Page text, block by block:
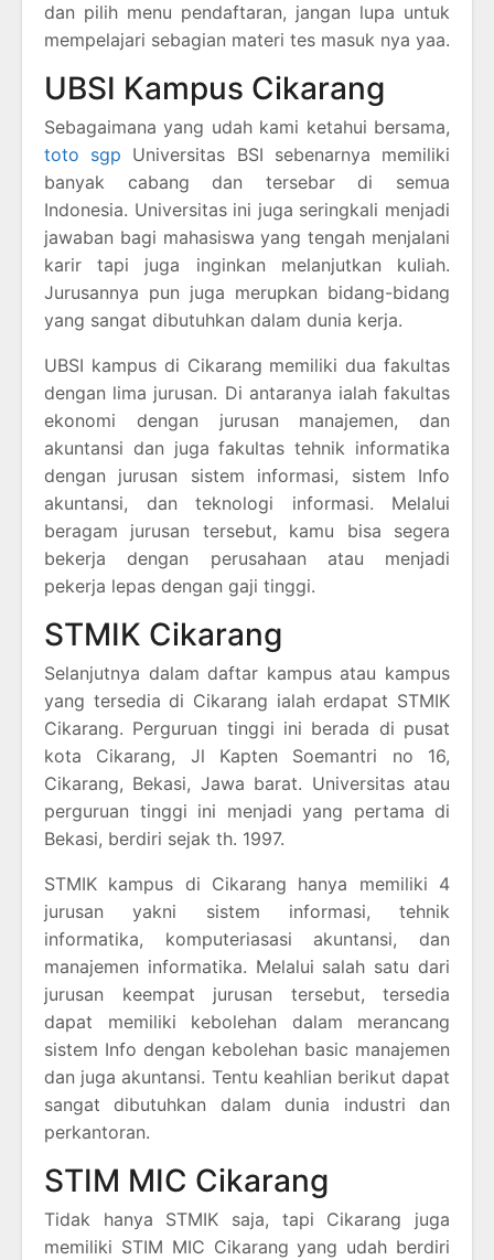
dan pilih menu pendaftaran, jangan lupa untuk
mempelajari sebagian materi tes masuk nya yaa.
UBSI Kampus Cikarang
Sebagaimana yang udah kami ketahui bersama,
toto sgp Universitas BSI sebenarnya memiliki
banyak cabang dan tersebar di semua
Indonesia. Universitas ini juga seringkali menjadi
jawaban bagi mahasiswa yang tengah menjalani
karir tapi juga inginkan melanjutkan kuliah.
Jurusannya pun juga merupkan bidang-bidang
yang sangat dibutuhkan dalam dunia kerja.
UBSI kampus di Cikarang memiliki dua fakultas
dengan lima jurusan. Di antaranya ialah fakultas
ekonomi dengan jurusan manajemen, dan
akuntansi dan juga fakultas tehnik informatika
dengan jurusan sistem informasi, sistem Info
akuntansi, dan teknologi informasi. Melalui
beragam jurusan tersebut, kamu bisa segera
bekerja dengan perusahaan atau menjadi
pekerja lepas dengan gaji tinggi.
STMIK Cikarang
Selanjutnya dalam daftar kampus atau kampus
yang tersedia di Cikarang ialah erdapat STMIK
Cikarang. Perguruan tinggi ini berada di pusat
kota Cikarang, Jl Kapten Soemantri no 16,
Cikarang, Bekasi, Jawa barat. Universitas atau
perguruan tinggi ini menjadi yang pertama di
Bekasi, berdiri sejak th. 1997.
STMIK kampus di Cikarang hanya memiliki 4
jurusan yakni sistem informasi, tehnik
informatika, komputeriasasi akuntansi, dan
manajemen informatika. Melalui salah satu dari
jurusan keempat jurusan tersebut, tersedia
dapat memiliki kebolehan dalam merancang
sistem Info dengan kebolehan basic manajemen
dan juga akuntansi. Tentu keahlian berikut dapat
sangat dibutuhkan dalam dunia industri dan
perkantoran.
STIM MIC Cikarang
Tidak hanya STMIK saja, tapi Cikarang juga
memiliki STIM MIC Cikarang yang udah berdiri